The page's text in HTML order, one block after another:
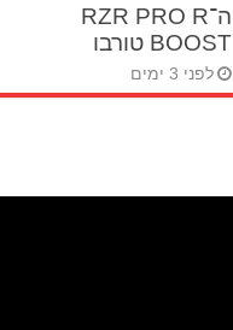
ה־RZR PRO R
BOOST טורבו
לפני 3 ימים